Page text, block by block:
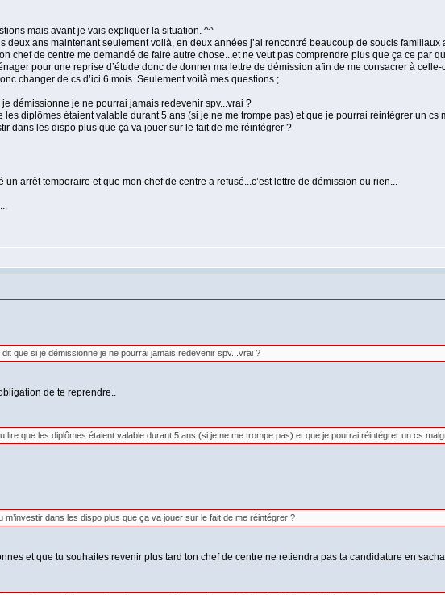
mais avant je vais expliquer la situation. ^^
deux ans maintenant seulement voilà, en deux années j’ai rencontré beaucoup de soucis
chef de centre me demandé de faire autre chose...et ne veut pas comprendre plus que ça ce par
pour une reprise d’étude donc de donner ma lettre de démission afin de me consacrer à
changer de cs d’ici 6 mois. Seulement voilà mes questions ;
démissionne je ne pourrai jamais redevenir spv...vrai ?
les diplômes étaient valable durant 5 ans (si je ne me trompe pas) et que je pourrai réintégrer un cs
dans les dispo plus que ça va jouer sur le fait de me réintégrer ?
un arrêt temporaire et que mon chef de centre a refusé...c’est lettre de démission ou rien...
que si je démissionne je ne pourrai jamais redevenir spv...vrai ?
de te reprendre..
lire que les diplômes étaient valable durant 5 ans (si je ne me trompe pas) et que je pourrai réintégrer un cs
m’investir dans les dispo plus que ça va jouer sur le fait de me réintégrer ?
et que tu souhaites revenir plus tard ton chef de centre ne retiendra pas ta candidature en